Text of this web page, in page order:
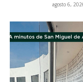
agosto 6,